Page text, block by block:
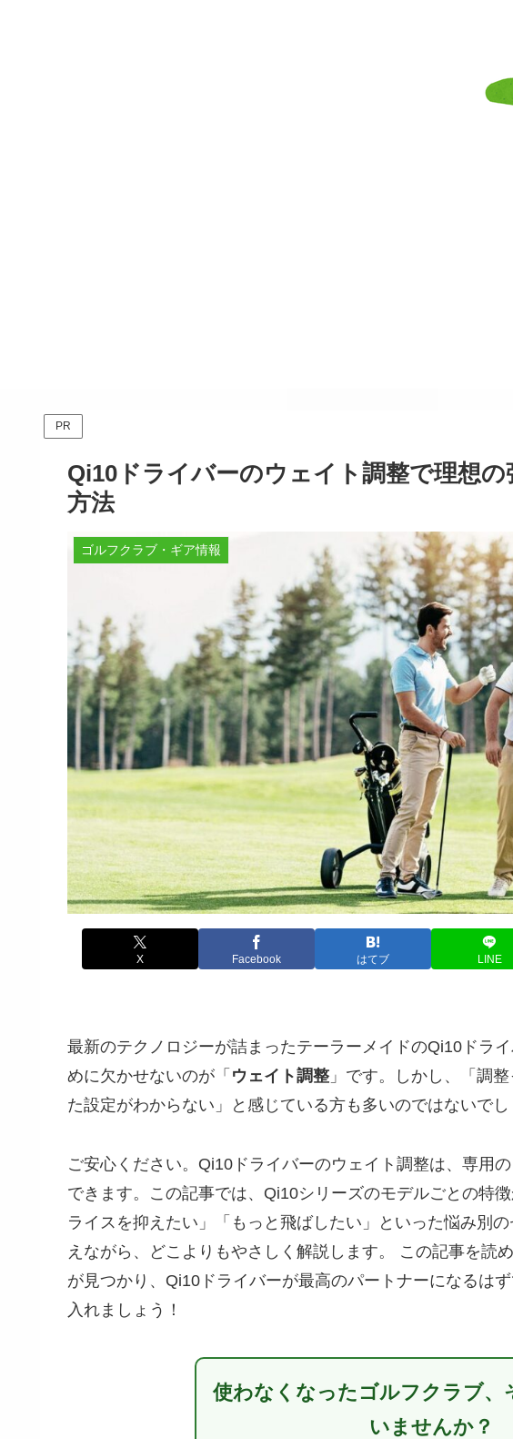
PR
Qi10ドライバーのウェイト調整で理想
方法
ゴルフクラブ・ギア情報
X Facebook はてブ LINE
最新のテクノロジーが詰まったテーラーメイドのQi10ドラ
めに欠かせないのが「 ウェイト調整 」です。しかし、「調
た設定がわからない」と感じている方も多いのではないでし
ご安心ください。Qi10ドライバーのウェイト調整は、専用
できます。この記事では、Qi10シリーズのモデルごとの特
ライスを抑えたい」「もっと飛ばしたい」といった悩み別
えながら、どこよりもやさしく解説します。 この記事を読
が見つかり、Qi10ドライバーが最高のパートナーになるは
入れましょう！
使わなくなったゴルフクラブ、
いませんか？